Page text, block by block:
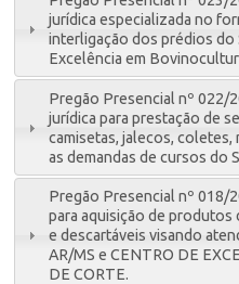
jurídica especializada no
interligação dos prédios do
Excelência em
Pregão Presencial nº 022/
jurídica para prestação de
camisetas, jalecos, coletes,
as demandas de cursos do
Pregão Presencial nº 018/
para aquisição de produtos
e descartáveis visando
AR/MS e CENTRO DE
DE CORTE.